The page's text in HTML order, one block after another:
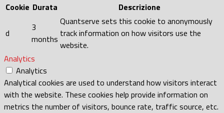
Cookie Durata Descrizione
d
3
months
Quantserve sets this cookie to anonymously
track information on how visitors use the
website.
Analytics
Analytics
Analytical cookies are used to understand how visitors interact
with the website. These cookies help provide information on
metrics the number of visitors, bounce rate, traffic source, etc.